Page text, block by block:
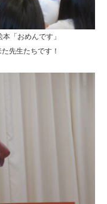
「おめんです」
先生たちです！